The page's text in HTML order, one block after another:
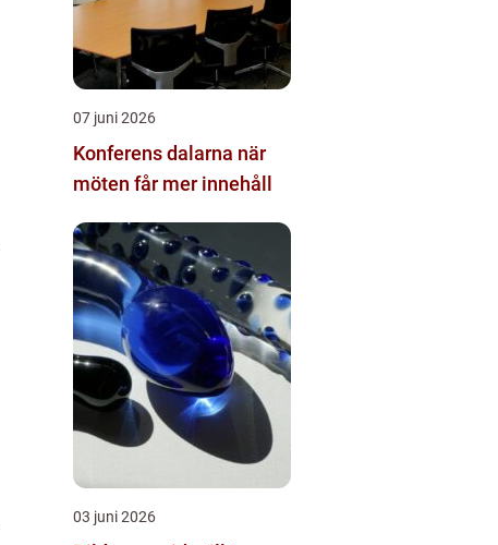
07 juni 2026
Konferens dalarna när
möten får mer innehåll
03 juni 2026